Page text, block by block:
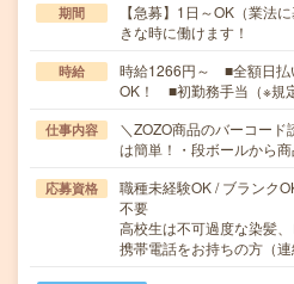
期間
【急募】1日～OK（業法
きな時に働けます！
時給
時給1266円～ ■全額日払
OK！ ■初勤務手当（※規
仕事内容
＼ZOZO商品のバーコー
は簡単！・段ボールから
応募資格
職種未経験OK / ブランク
不要
高校生は不可過度な染髪
携帯電話をお持ちの方（